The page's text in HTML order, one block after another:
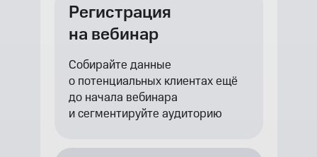
Регистрация
на вебинар
Собирайте данные
о потенциальных клиентах ещё
до начала вебинара
и сегментируйте аудиторию